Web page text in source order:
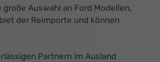
Auswahl an Ford Modellen,
der Reimporte und können
Partnern im Ausland